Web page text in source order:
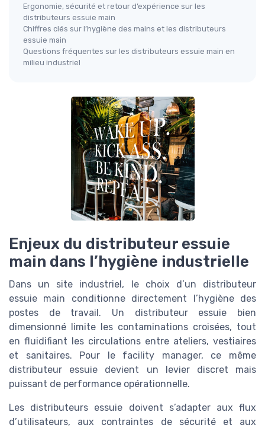
Ergonomie, sécurité et retour d’expérience sur les
distributeurs essuie main
Chiffres clés sur l’hygiène des mains et les distributeurs
essuie main
Questions fréquentes sur les distributeurs essuie main en
milieu industriel
Enjeux du distributeur essuie
main dans l’hygiène industrielle
Dans un site industriel, le choix d’un distributeur
essuie main conditionne directement l’hygiène des
postes de travail. Un distributeur essuie bien
dimensionné limite les contaminations croisées, tout
en fluidifiant les circulations entre ateliers, vestiaires
et sanitaires. Pour le facility manager, ce même
distributeur essuie devient un levier discret mais
puissant de performance opérationnelle.
Les distributeurs essuie doivent s’adapter aux flux
d’utilisateurs, aux contraintes de sécurité et aux